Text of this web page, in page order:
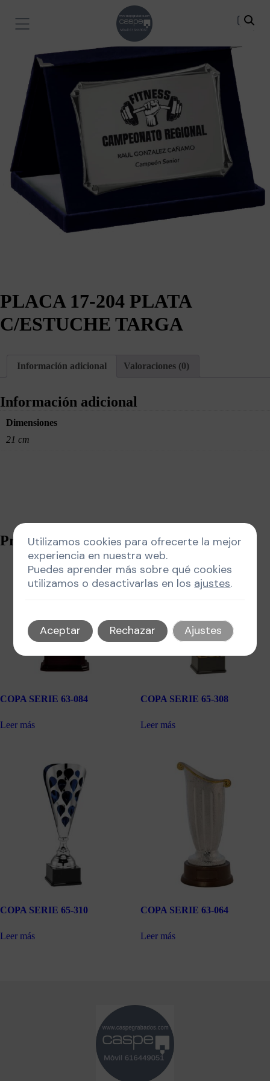
PLACA 17-204 PLATA
C/ESTUCHE TARGA
Información adicional Valoraciones (0)
Información adicional
Dimensiones
21 cm
Productos relacionados
COPA SERIE 63-084
Leer más
COPA SERIE 65-308
Leer más
COPA SERIE 65-310
Leer más
COPA SERIE 63-064
Leer más
Utilizamos cookies para ofrecerte la mejor
experiencia en nuestra web.
Puedes aprender más sobre qué cookies
utilizamos o desactivarlas en los ajustes.
Aceptar Rechazar Ajustes